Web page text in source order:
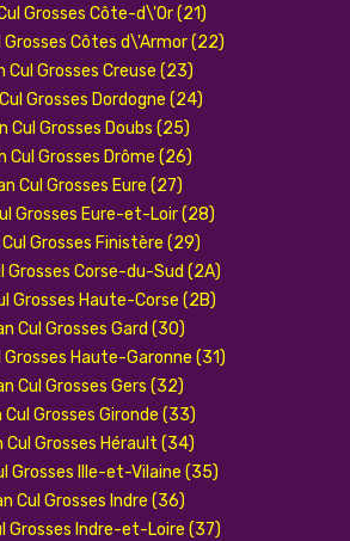
Grosses Côte-d\'Or (21)
Grosses Côtes d\'Armor (22)
Cul Grosses Creuse (23)
Grosses Dordogne (24)
Cul Grosses Doubs (25)
Cul Grosses Drôme (26)
Cul Grosses Eure (27)
Grosses Eure-et-Loir (28)
Cul Grosses Finistère (29)
Grosses Corse-du-Sud (2A)
Grosses Haute-Corse (2B)
Cul Grosses Gard (30)
Grosses Haute-Garonne (31)
Cul Grosses Gers (32)
Cul Grosses Gironde (33)
Cul Grosses Hérault (34)
Grosses Ille-et-Vilaine (35)
Cul Grosses Indre (36)
Grosses Indre-et-Loire (37)